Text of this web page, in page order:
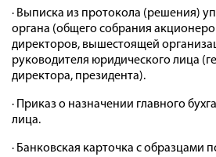
· Выписка из протокола (решения)
органа (общего собрания
директоров, вышестоящей
руководителя юридического лица
директора, президента).
· Приказ о назначении главного
лица.
· Банковская карточка с образцами